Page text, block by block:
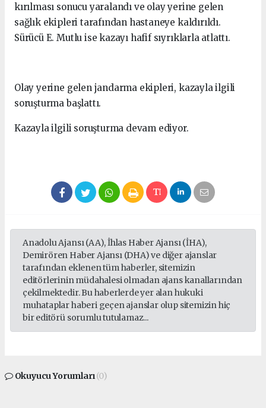
kırılması sonucu yaralandı ve olay yerine gelen
sağlık ekipleri tarafından hastaneye kaldırıldı.
Sürücü E. Mutlu ise kazayı hafif sıyrıklarla atlattı.
Olay yerine gelen jandarma ekipleri, kazayla ilgili
soruşturma başlattı.
Kazayla ilgili soruşturma devam ediyor.
Anadolu Ajansı (AA), İhlas Haber Ajansı (İHA),
Demirören Haber Ajansı (DHA) ve diğer ajanslar
tarafından eklenen tüm haberler, sitemizin
editörlerinin müdahalesi olmadan ajans kanallarından
çekilmektedir. Bu haberlerde yer alan hukuki
muhataplar haberi geçen ajanslar olup sitemizin hiç
bir editörü sorumlu tutulamaz...
Okuyucu Yorumları(0)